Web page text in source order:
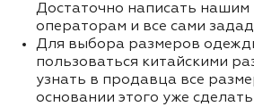
Достаточно написать нашим
операторам и все сами
Для выбора размеров
пользоваться китайскими
узнать в продавца все
основании этого уже сделать